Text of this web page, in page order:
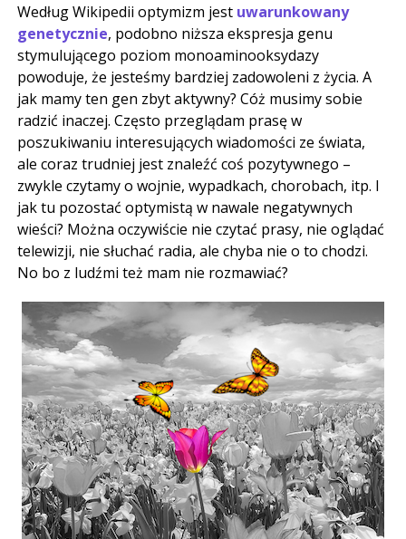
Według Wikipedii optymizm jest uwarunkowany
genetycznie, podobno niższa ekspresja genu
stymulującego poziom monoaminooksydazy
powoduje, że jesteśmy bardziej zadowoleni z życia. A
jak mamy ten gen zbyt aktywny? Cóż musimy sobie
radzić inaczej. Często przeglądam prasę w
poszukiwaniu interesujących wiadomości ze świata,
ale coraz trudniej jest znaleźć coś pozytywnego –
zwykle czytamy o wojnie, wypadkach, chorobach, itp. I
jak tu pozostać optymistą w nawale negatywnych
wieści? Można oczywiście nie czytać prasy, nie oglądać
telewizji, nie słuchać radia, ale chyba nie o to chodzi.
No bo z ludźmi też mam nie rozmawiać?